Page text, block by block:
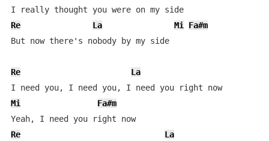
I really thought you were on my side
Re
La Mi
Fa#m
But now there's nobody by my side
Re
La
I need you, I need you, I need you right now
Mi
Fa#m
Yeah, I need you right now
Re
La